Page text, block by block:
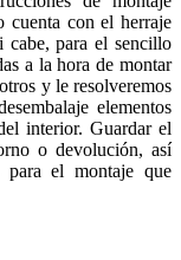
cuenta con el herraje
cabe, para el sencillo
a la hora de montar
y le resolveremos
elementos
interior. Guardar el
o devolución, así
para el montaje que